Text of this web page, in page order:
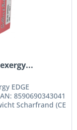
EDGE
8590690343041
Scharfrand (CE